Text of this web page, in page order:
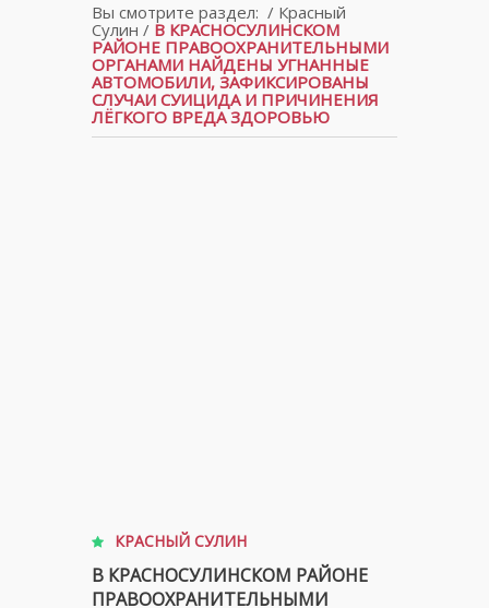
Вы смотрите раздел: / Красный
Сулин / В КРАСНОСУЛИНСКОМ
РАЙОНЕ ПРАВООХРАНИТЕЛЬНЫМИ
ОРГАНАМИ НАЙДЕНЫ УГНАННЫЕ
АВТОМОБИЛИ, ЗАФИКСИРОВАНЫ
СЛУЧАИ СУИЦИДА И ПРИЧИНЕНИЯ
ЛЁГКОГО ВРЕДА ЗДОРОВЬЮ
КРАСНЫЙ СУЛИН
В КРАСНОСУЛИНСКОМ РАЙОНЕ
ПРАВООХРАНИТЕЛЬНЫМИ